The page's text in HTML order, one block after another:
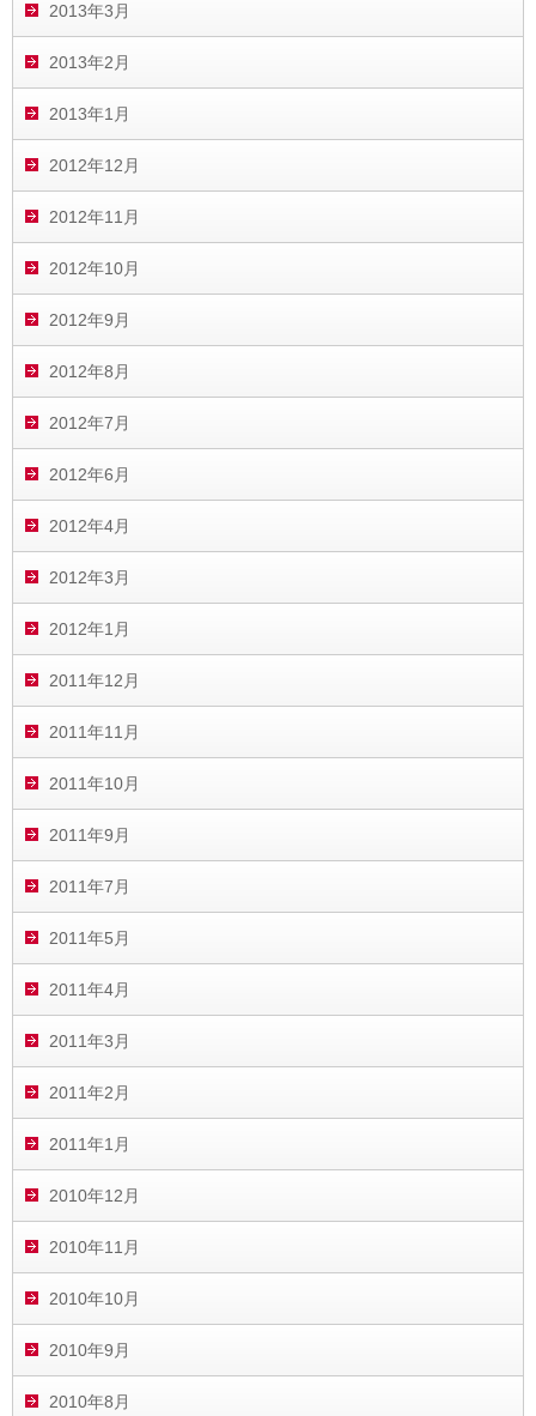
2013年3月
2013年2月
2013年1月
2012年12月
2012年11月
2012年10月
2012年9月
2012年8月
2012年7月
2012年6月
2012年4月
2012年3月
2012年1月
2011年12月
2011年11月
2011年10月
2011年9月
2011年7月
2011年5月
2011年4月
2011年3月
2011年2月
2011年1月
2010年12月
2010年11月
2010年10月
2010年9月
2010年8月